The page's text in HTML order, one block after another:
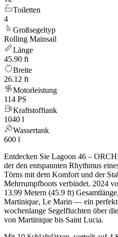
Toiletten
4
Großsegeltyp
Rolling Mainsail
Länge
45.90 ft
Breite
26.12 ft
Motorleistung
114 PS
Kraftstofftank
1040 l
Wassertank
600 l
Entdecken Sie Lagoon 46 –
der den entspannten Rhythmus
Törns mit dem Komfort und der
Mehrrumpfboots verbindet. 2024
13.99 Metern (45.9 ft)
Martinique, Le Marin — ein
wochenlange Segelfluchten über
von Martinique bis Saint Lucia.